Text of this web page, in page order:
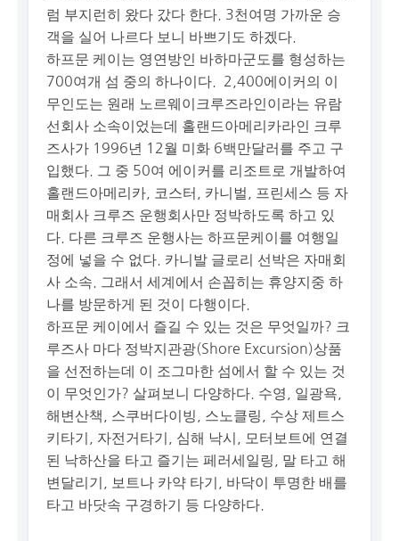
럼 부지런히 왔다 갔다 한다. 3천여명 가까운 승
객을 실어 나르다 보니 바쁘기도 하겠다.
하프문 케이는 영연방인 바하마군도를 형성하는
700여개 섬 중의 하나이다. 2,400에이커의 이
무인도는 원래 노르웨이크루즈라인이라는 유람
선회사 소속이었는데 홀랜드아메리카라인 크루
즈사가 1996년 12월 미화 6백만달러를 주고 구
입했다. 그 중 50여 에이커를 리조트로 개발하여
홀랜드아메리카, 코스터, 카니벌, 프린세스 등 자
매회사 크루즈 운행회사만 정박하도록 하고 있
다. 다른 크루즈 운행사는 하프문케이를 여행일
정에 넣을 수 없다. 카니발 글로리 선박은 자매회
사 소속. 그래서 세계에서 손꼽히는 휴양지중 하
나를 방문하게 된 것이 다행이다.
하프문 케이에서 즐길 수 있는 것은 무엇일까? 크
루즈사 마다 정박지관광(Shore Excursion)상품
을 선전하는데 이 조그마한 섬에서 할 수 있는 것
이 무엇인가? 살펴보니 다양하다. 수영, 일광욕,
해변산책, 스쿠버다이빙, 스노클링, 수상 제트스
키타기, 자전거타기, 심해 낙시, 모터보트에 연결
된 낙하산을 타고 즐기는 페러세일링, 말 타고 해
변달리기, 보트나 카약 타기, 바닥이 투명한 배를
타고 바닷속 구경하기 등 다양하다.